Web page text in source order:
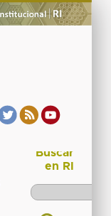
Buscar
en RI